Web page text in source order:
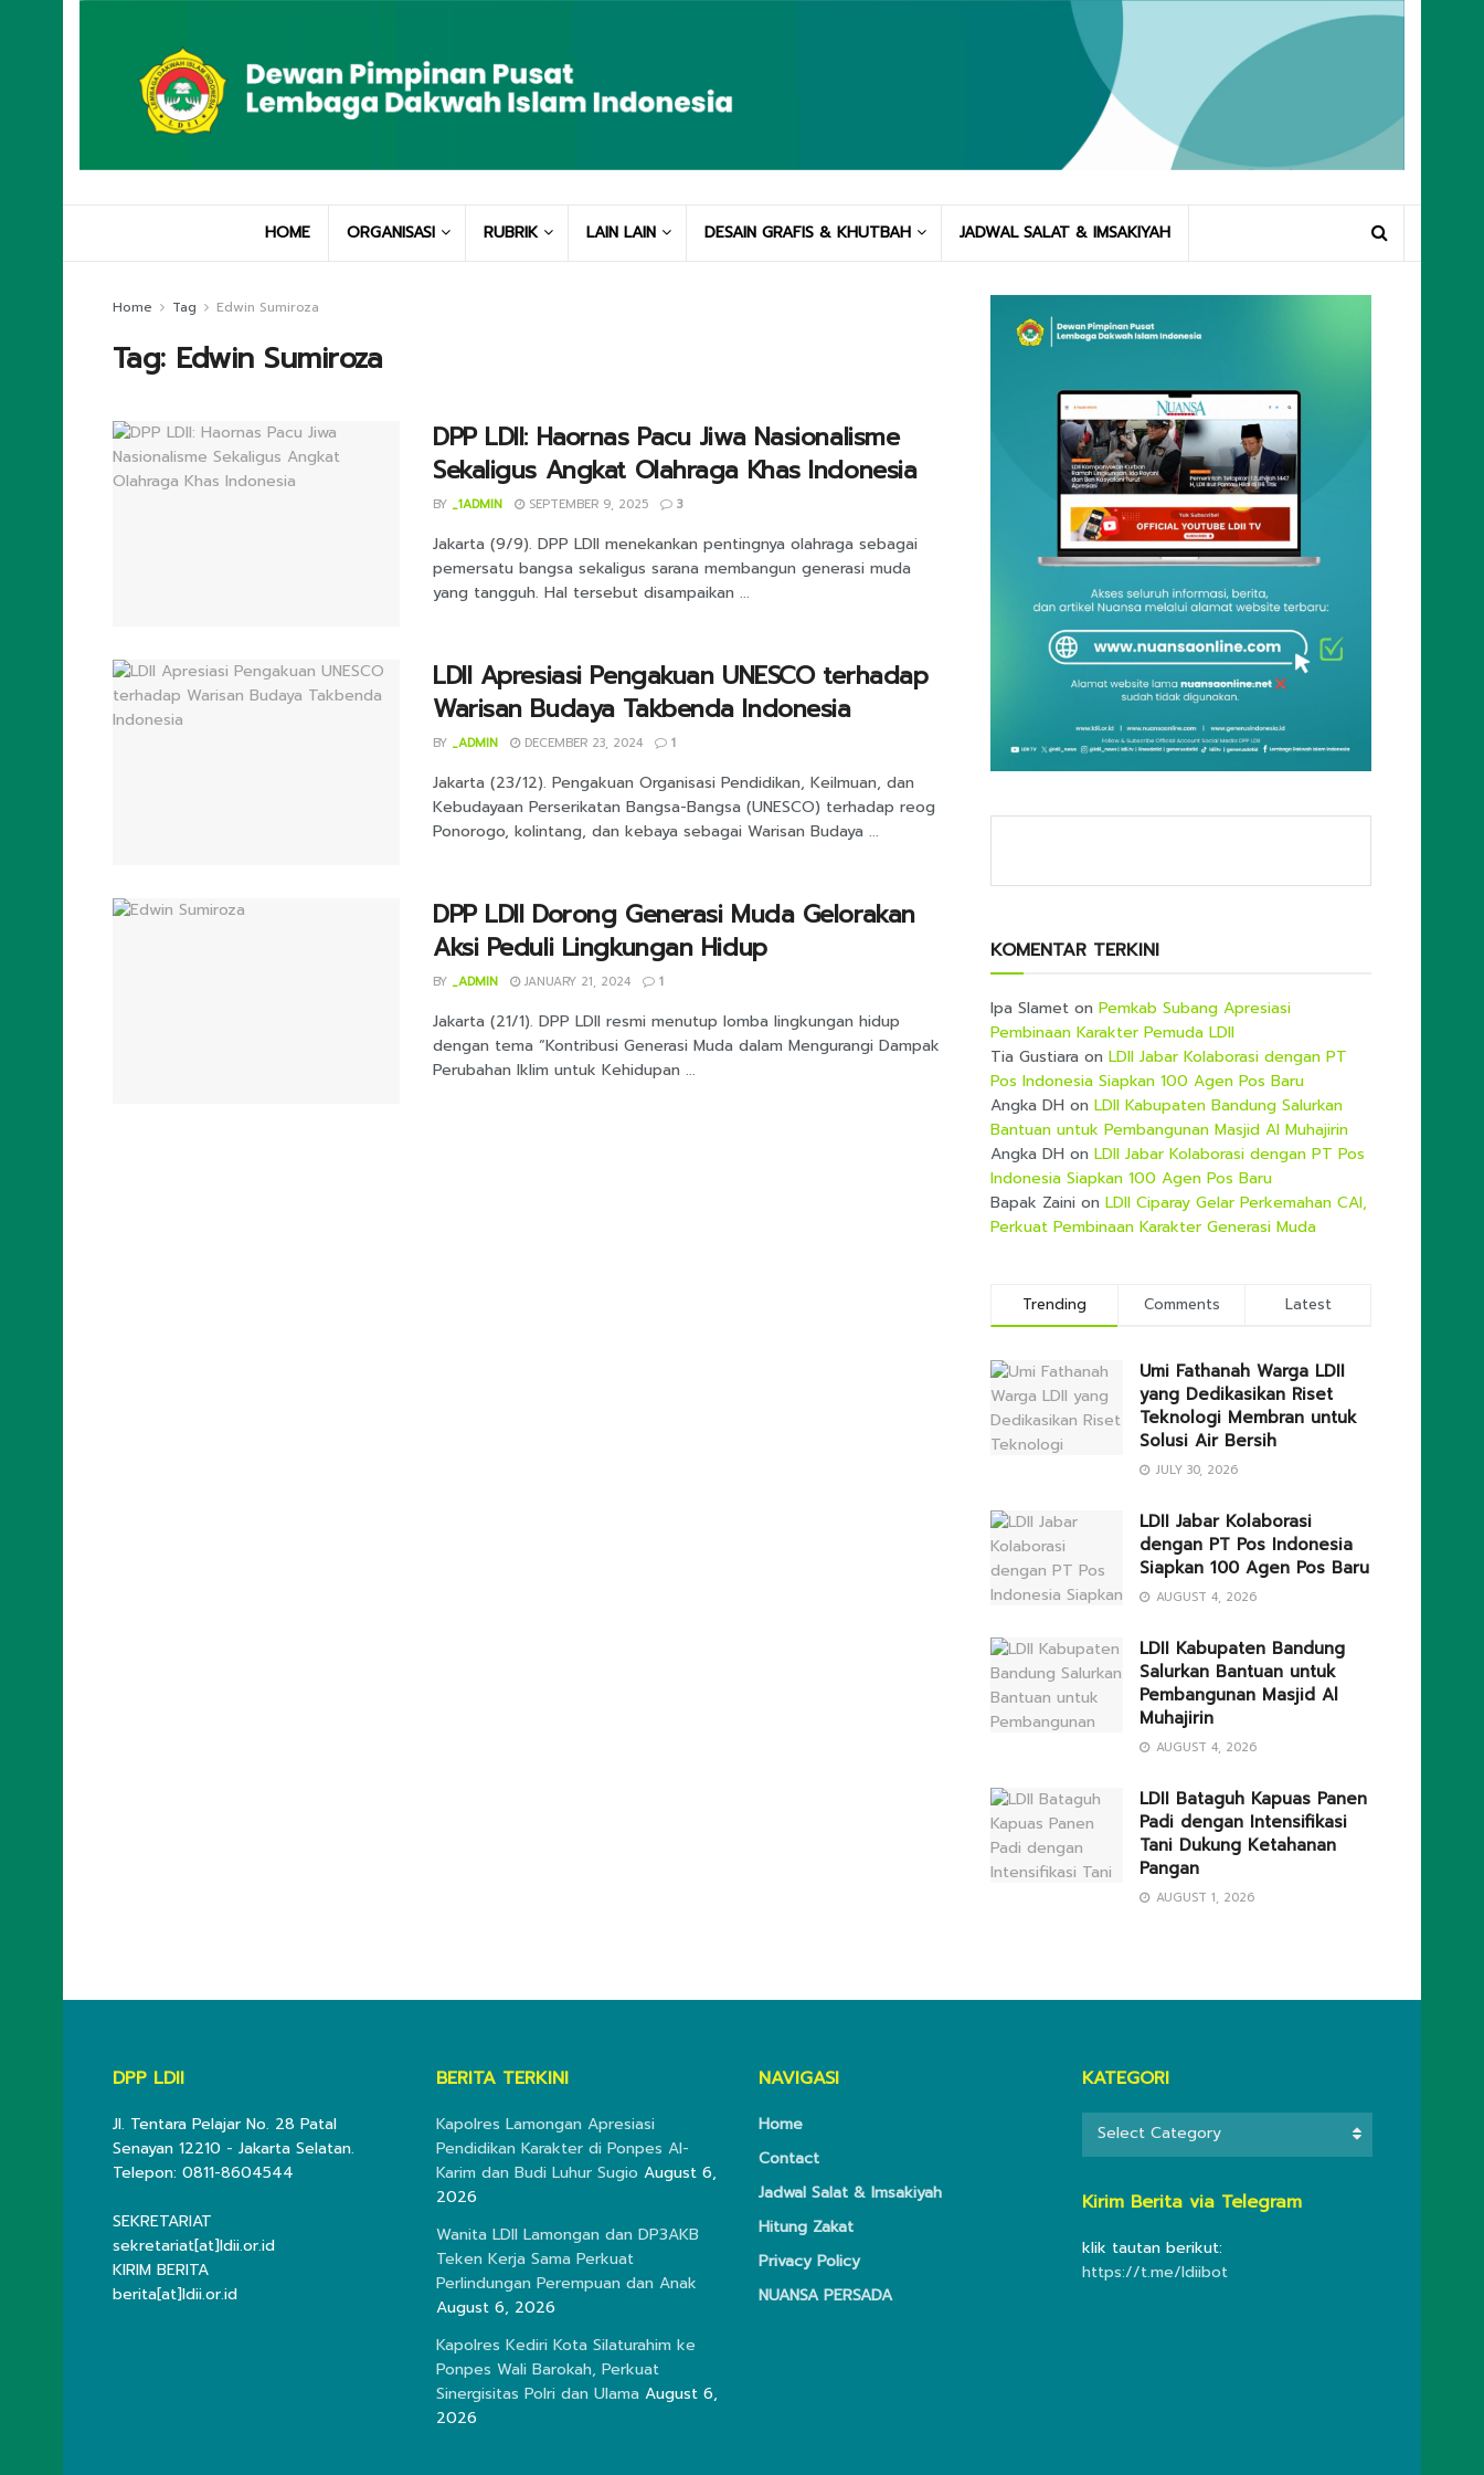
HOME ORGANISASI RUBRIK LAIN LAIN DESAIN GRAFIS & KHUTBAH JADWAL SALAT & IMSAKIYAH
Home Tag Edwin Sumiroza
Tag: Edwin Sumiroza
DPP LDII: Haornas Pacu Jiwa Nasionalisme
Sekaligus Angkat Olahraga Khas Indonesia
BY _1ADMIN SEPTEMBER 9, 2025 3
Jakarta (9/9). DPP LDII menekankan pentingnya olahraga sebagai
pemersatu bangsa sekaligus sarana membangun generasi muda
yang tangguh. Hal tersebut disampaikan ...
LDII Apresiasi Pengakuan UNESCO terhadap
Warisan Budaya Takbenda Indonesia
BY _ADMIN DECEMBER 23, 2024 1
Jakarta (23/12). Pengakuan Organisasi Pendidikan, Keilmuan, dan
Kebudayaan Perserikatan Bangsa-Bangsa (UNESCO) terhadap reog
Ponorogo, kolintang, dan kebaya sebagai Warisan Budaya ...
DPP LDII Dorong Generasi Muda Gelorakan
Aksi Peduli Lingkungan Hidup
BY _ADMIN JANUARY 21, 2024 1
Jakarta (21/1). DPP LDII resmi menutup lomba lingkungan hidup
dengan tema “Kontribusi Generasi Muda dalam Mengurangi Dampak
Perubahan Iklim untuk Kehidupan ...
KOMENTAR TERKINI
Ipa Slamet on Pemkab Subang Apresiasi
Pembinaan Karakter Pemuda LDII
Tia Gustiara on LDII Jabar Kolaborasi dengan PT
Pos Indonesia Siapkan 100 Agen Pos Baru
Angka DH on LDII Kabupaten Bandung Salurkan
Bantuan untuk Pembangunan Masjid Al Muhajirin
Angka DH on LDII Jabar Kolaborasi dengan PT Pos
Indonesia Siapkan 100 Agen Pos Baru
Bapak Zaini on LDII Ciparay Gelar Perkemahan CAI,
Perkuat Pembinaan Karakter Generasi Muda
Trending Comments Latest
Umi Fathanah Warga LDII
yang Dedikasikan Riset
Teknologi Membran untuk
Solusi Air Bersih
JULY 30, 2026
LDII Jabar Kolaborasi
dengan PT Pos Indonesia
Siapkan 100 Agen Pos Baru
AUGUST 4, 2026
LDII Kabupaten Bandung
Salurkan Bantuan untuk
Pembangunan Masjid Al
Muhajirin
AUGUST 4, 2026
LDII Bataguh Kapuas Panen
Padi dengan Intensifikasi
Tani Dukung Ketahanan
Pangan
AUGUST 1, 2026
DPP LDII
Jl. Tentara Pelajar No. 28 Patal
Senayan 12210 - Jakarta Selatan.
Telepon: 0811-8604544
SEKRETARIAT
sekretariat[at]ldii.or.id
KIRIM BERITA
berita[at]ldii.or.id
BERITA TERKINI
Kapolres Lamongan Apresiasi
Pendidikan Karakter di Ponpes Al-
Karim dan Budi Luhur Sugio August 6,
2026
Wanita LDII Lamongan dan DP3AKB
Teken Kerja Sama Perkuat
Perlindungan Perempuan dan Anak
August 6, 2026
Kapolres Kediri Kota Silaturahim ke
Ponpes Wali Barokah, Perkuat
Sinergisitas Polri dan Ulama August 6,
2026
NAVIGASI
Home
Contact
Jadwal Salat & Imsakiyah
Hitung Zakat
Privacy Policy
NUANSA PERSADA
KATEGORI
KATEGORI
Select Category
Kirim Berita via Telegram
klik tautan berikut:
https://t.me/ldiibot